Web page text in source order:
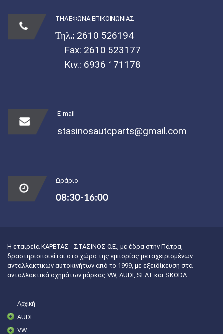
ΤΗΛΕΦΩΝΑ ΕΠΙΚΟΙΝΩΝΙΑΣ
Τηλ.: 2610 526194
Fax: 2610 523177
Κιν.: 6936 171178
E-mail
stasinosautoparts@gmail.com
Ωράριο
08:30-16:00
Η εταιρεία ΚΑΡΕΤΑΣ - ΣΤΑΣΙΝΟΣ Ο.Ε., με έδρα στην Πάτρα,
δραστηριοποιείται στο χώρο της εμπορίας μεταχειρισμένων
ανταλλακτικών αυτοκινήτων από το 1999, με εξειδίκευση στα
ανταλλακτικά οχημάτων μάρκας VW, AUDI, SEAT και SKODA.
Αρχική
AUDI
VW